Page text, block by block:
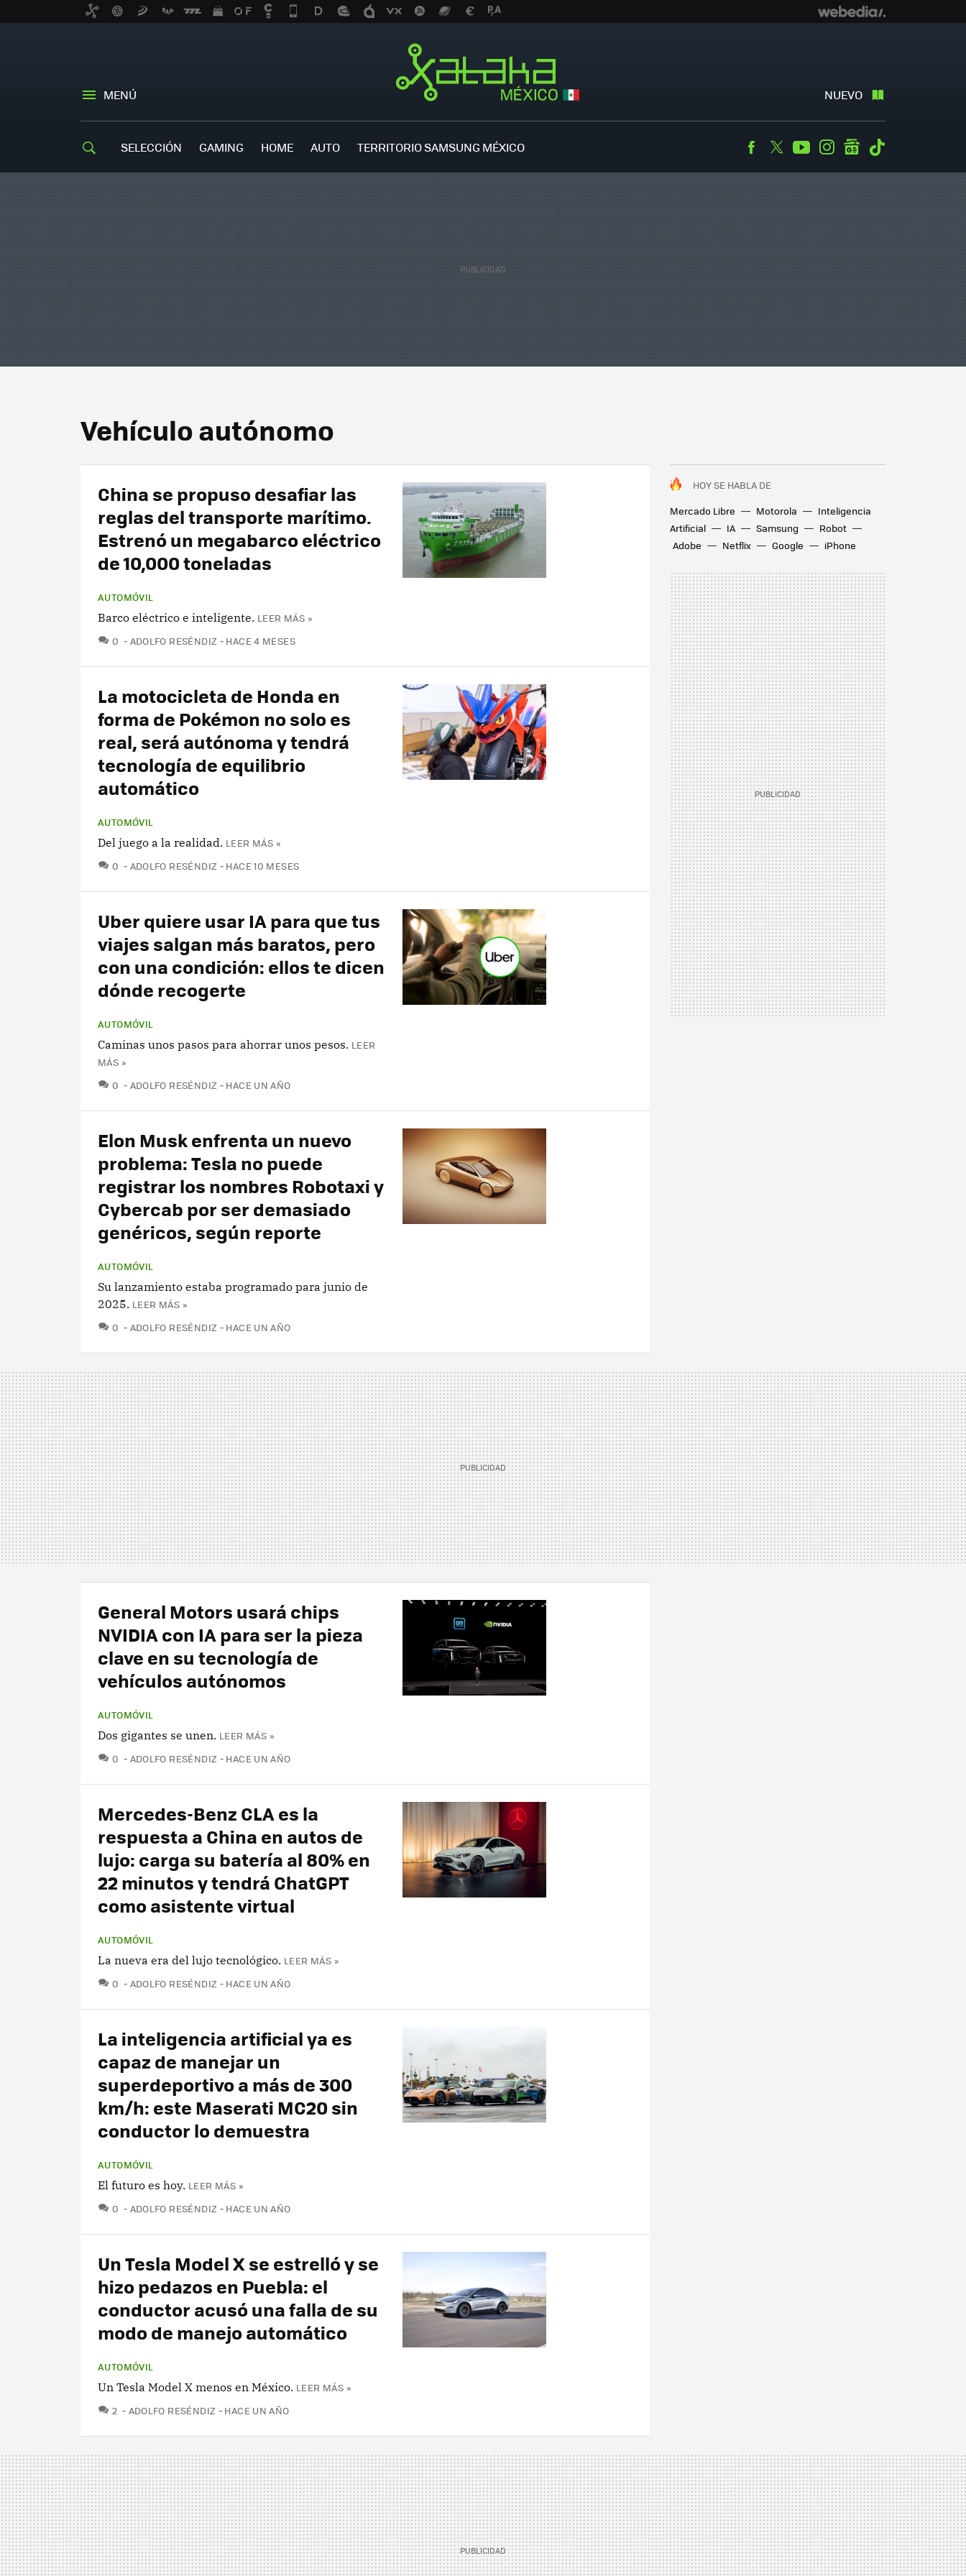
MENÚ NUEVO
SELECCIÓN GAMING HOME AUTO TERRITORIO SAMSUNG MÉXICO Facebook
TwitterYoutubeInstagramgooglenews
Vehículo autónomo
HOY SE HABLA DE
Mercado Libre
Motorola
Inteligencia
Artificial
IA Samsung
Robot
Adobe
Netflix Google iPhone
China se propuso desafiar las
reglas del transporte marítimo.
Estrenó un megabarco eléctrico
de 10,000 toneladas
AUTOMÓVIL
Barco eléctrico e inteligente. LEER MÁS »
0 COMENTARIOS
ADOLFO RESÉNDIZ HACE 4 MESES
La motocicleta de Honda en
forma de Pokémon no solo es
real, será autónoma y tendrá
tecnología de equilibrio
automático
AUTOMÓVIL
Del juego a la realidad. LEER MÁS »
0 COMENTARIOS
ADOLFO RESÉNDIZ HACE 10 MESES
Uber quiere usar IA para que tus
viajes salgan más baratos, pero
con una condición: ellos te dicen
dónde recogerte
AUTOMÓVIL
Caminas unos pasos para ahorrar unos pesos. LEER
MÁS »
0 COMENTARIOS
ADOLFO RESÉNDIZ HACE UN AÑO
Elon Musk enfrenta un nuevo
problema: Tesla no puede
registrar los nombres Robotaxi y
Cybercab por ser demasiado
genéricos, según reporte
AUTOMÓVIL
Su lanzamiento estaba programado para junio de
2025. LEER MÁS »
0 COMENTARIOS
ADOLFO RESÉNDIZ HACE UN AÑO
General Motors usará chips
NVIDIA con IA para ser la pieza
clave en su tecnología de
vehículos autónomos
AUTOMÓVIL
Dos gigantes se unen. LEER MÁS »
0 COMENTARIOS
ADOLFO RESÉNDIZ HACE UN AÑO
Mercedes-Benz CLA es la
respuesta a China en autos de
lujo: carga su batería al 80% en
22 minutos y tendrá ChatGPT
como asistente virtual
AUTOMÓVIL
La nueva era del lujo tecnológico. LEER MÁS »
0 COMENTARIOS
ADOLFO RESÉNDIZ HACE UN AÑO
La inteligencia artificial ya es
capaz de manejar un
superdeportivo a más de 300
km/h: este Maserati MC20 sin
conductor lo demuestra
AUTOMÓVIL
El futuro es hoy. LEER MÁS »
0 COMENTARIOS
ADOLFO RESÉNDIZ HACE UN AÑO
Un Tesla Model X se estrelló y se
hizo pedazos en Puebla: el
conductor acusó una falla de su
modo de manejo automático
AUTOMÓVIL
Un Tesla Model X menos en México. LEER MÁS »
2 COMENTARIOS
ADOLFO RESÉNDIZ HACE UN AÑO